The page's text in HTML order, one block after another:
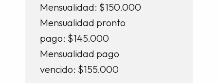
Mensualidad: $150.000
Mensualidad pronto
pago: $145.000
Mensualidad pago
vencido: $155.000